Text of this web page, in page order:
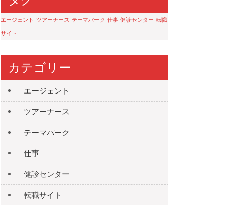
エージェント ツアーナース テーマパーク 仕事 健診センター 転職
サイト
カテゴリー
エージェント
ツアーナース
テーマパーク
仕事
健診センター
転職サイト